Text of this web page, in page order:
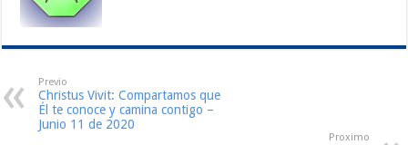
Previo
Christus Vivit: Compartamos que
Él te conoce y camina contigo –
Junio 11 de 2020
Proximo